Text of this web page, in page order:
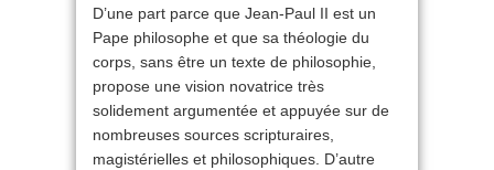
D’une part parce que Jean-Paul II est un
Pape philosophe et que sa théologie du
corps, sans être un texte de philosophie,
propose une vision novatrice très
solidement argumentée et appuyée sur de
nombreuses sources scripturaires,
magistérielles et philosophiques. D’autre